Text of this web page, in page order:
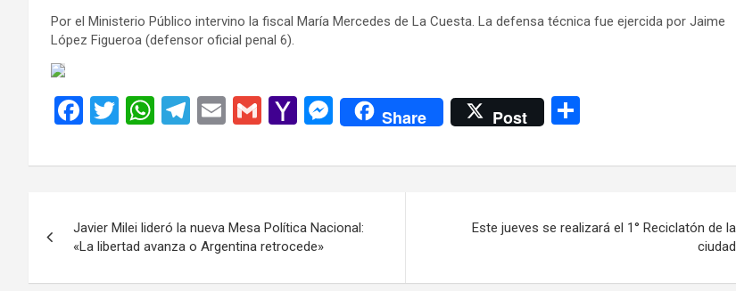
Por el Ministerio Público intervino la fiscal María Mercedes de La Cuesta. La defensa técnica fue ejercida por Jaime
López Figueroa (defensor oficial penal 6).
F
ce
o
o
k
T
tt
W
at
A
p
p
T
e
a
m
E
ail
G
ail
Y
h
o
M
ail
M
se
g
Share Post
m
ar
de
entradas
Javier Milei lideró la nueva Mesa Política Nacional:
«La libertad avanza o Argentina retrocede»
Este jueves se realizará el 1° Reciclatón de la
ciudad